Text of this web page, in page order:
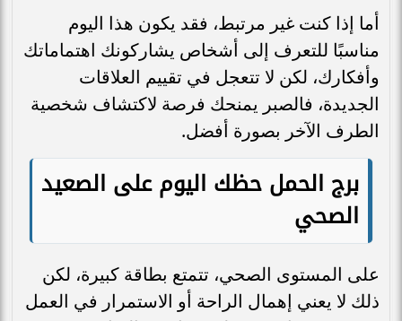
أما إذا كنت غير مرتبط، فقد يكون هذا اليوم
مناسبًا للتعرف إلى أشخاص يشاركونك اهتماماتك
وأفكارك، لكن لا تتعجل في تقييم العلاقات
الجديدة، فالصبر يمنحك فرصة لاكتشاف شخصية
الطرف الآخر بصورة أفضل.
برج الحمل حظك اليوم على الصعيد
الصحي
على المستوى الصحي، تتمتع بطاقة كبيرة، لكن
ذلك لا يعني إهمال الراحة أو الاستمرار في العمل